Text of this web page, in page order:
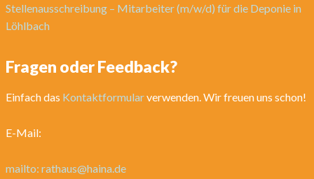
Stellenausschreibung – Mitarbeiter (m/w/d) für die Deponie in
Löhlbach
Fragen oder Feedback?
Einfach das Kontaktformularverwenden. Wir freuen uns schon!
E-Mail:
mailto: rathaus@haina.de